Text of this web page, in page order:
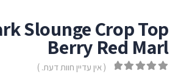
Slounge Crop Top
Berry Red Marl
( אין עדיין חוות דעת. )